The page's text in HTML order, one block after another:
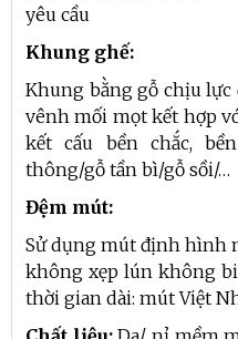
yêu cầu
Khung ghế:
Khung bằng gỗ chịu lực
vênh mối mọt kết hợp
kết cấu bền chắc,
thông/gỗ tần bì/gỗ sồi/…
Đệm mút:
Sử dụng mút định hình
không xẹp lún không
thời gian dài: mút Việt